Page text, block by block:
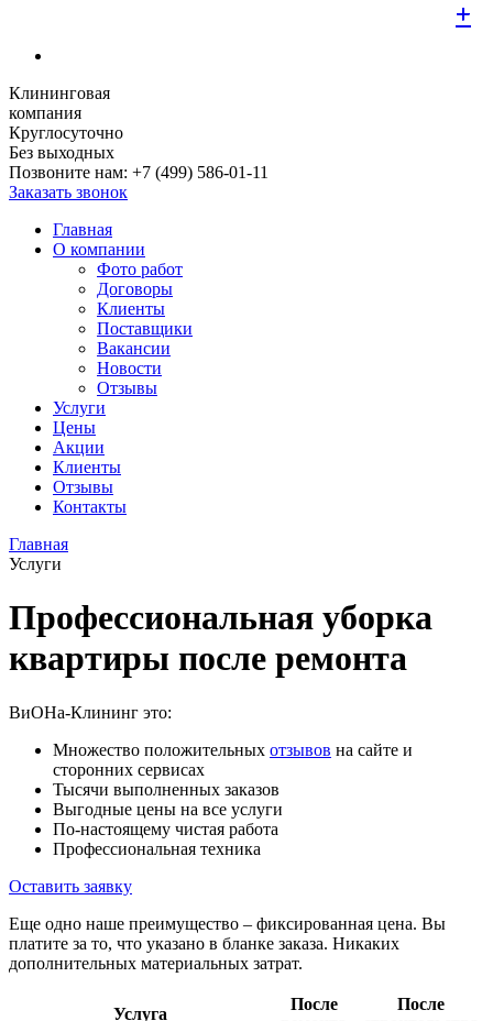
Клининговая
компания
Круглосуточно
Без выходных
Позвоните нам: +7 (499) 586-01-11
Заказать звонок
Главная
О компании
Фото работ
Договоры
Клиенты
Поставщики
Вакансии
Новости
Отзывы
Услуги
Цены
Акции
Клиенты
Отзывы
Контакты
Главная
Услуги
Профессиональная уборка
квартиры после ремонта
ВиОНа-Клининг это:
Множество положительных отзывов на сайте и
сторонних сервисах
Тысячи выполненных заказов
Выгодные цены на все услуги
По-настоящему чистая работа
Профессиональная техника
Оставить заявку
Еще одно наше преимущество – фиксированная цена. Вы
платите за то, что указано в бланке заказа. Никаких
дополнительных материальных затрат.
Услуга
После
После
+
+
+
+
+
+
+
+
+